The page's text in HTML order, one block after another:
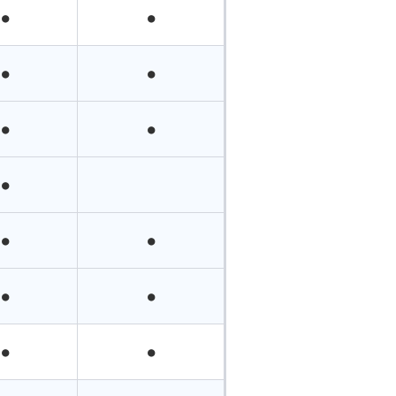
● ●
● ●
● ●
●
● ●
● ●
● ●